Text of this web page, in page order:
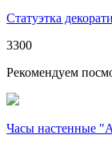
Статуэтка
3300
Рекомендуем
Часы настенные